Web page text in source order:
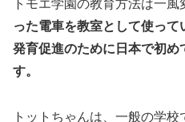
トモエ学園の教育方法は一風
った電車を教室として使っ
発育促進のために日本で初め
す。
トットちゃんは、一般の学